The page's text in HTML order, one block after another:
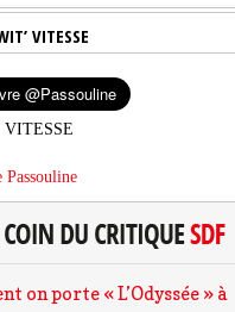
VITESSE
VITESSE
Passouline
on porte « L’Odyssée » à